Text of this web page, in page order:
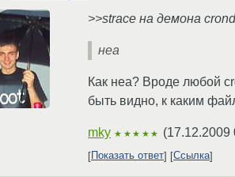
>>strace на демона
неа
Как неа? Вроде любой
быть видно, к каким
mky ★★★★★ (17.12.2009
Показать ответ Ссылка